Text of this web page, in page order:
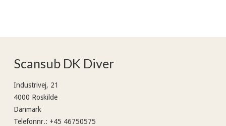
Scansub DK Diver
Industrivej, 21
4000 Roskilde
Danmark
Telefonnr.: +45 46750575